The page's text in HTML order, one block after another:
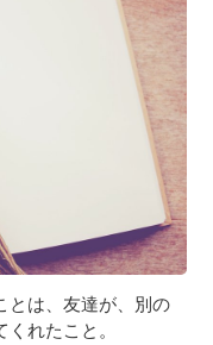
とは、友達が、別の
れたこと。